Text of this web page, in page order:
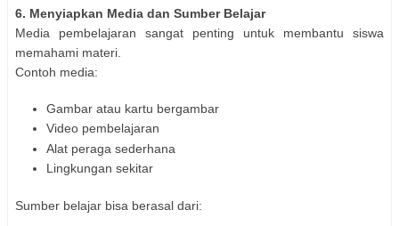
6. Menyiapkan Media dan Sumber Belajar
Media pembelajaran sangat penting untuk membantu siswa
memahami materi.
Contoh media:
Gambar atau kartu bergambar
Video pembelajaran
Alat peraga sederhana
Lingkungan sekitar
Sumber belajar bisa berasal dari: